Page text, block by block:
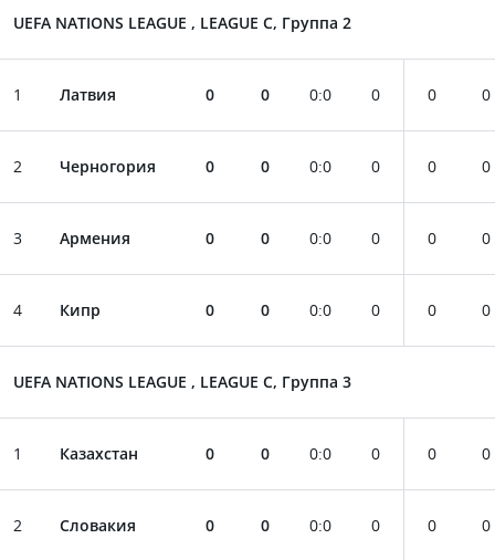
UEFA NATIONS LEAGUE , LEAGUE C, Группа 2
1 Латвия 0 0 0:0 0 0 0
2 Черногория 0 0 0:0 0 0 0
3 Армения 0 0 0:0 0 0 0
4 Кипр 0 0 0:0 0 0 0
UEFA NATIONS LEAGUE , LEAGUE C, Группа 3
1 Казахстан 0 0 0:0 0 0 0
2 Словакия 0 0 0:0 0 0 0